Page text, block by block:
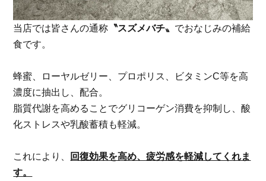
当店では皆さんの通称 〝スズメバチ〟 でおなじみの補給
食です。
蜂蜜、ローヤルゼリー、プロポリス、ビタミンC等を高
濃度に抽出し、配合。
脂質代謝を高めることでグリコーゲン消費を抑制し、酸
化ストレスや乳酸蓄積も軽減。
これにより、
回復効果を高め、疲労感を軽減してくれま
す。